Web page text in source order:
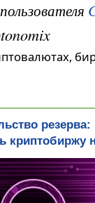
резерва:
криптобиржу